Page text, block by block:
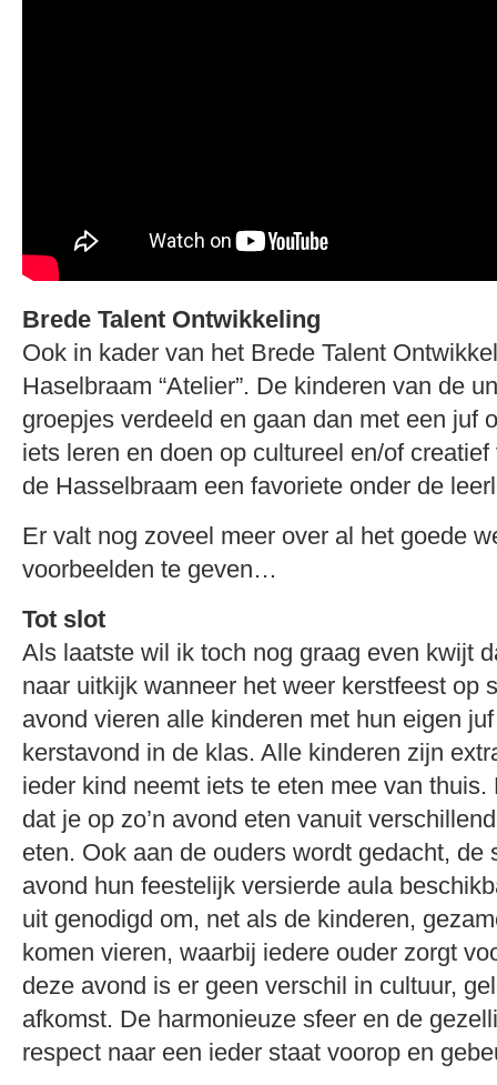
Brede Talent Ontwikkeling
Ook in kader van het Brede Talent
Haselbraam “Atelier”. De kinderen van de
groepjes verdeeld en gaan dan met een juf
iets leren en doen op cultureel en/of
de Hasselbraam een favoriete onder de
Er valt nog zoveel meer over al het goede
voorbeelden te geven…
Tot slot
Als laatste wil ik toch nog graag even kwijt
naar uitkijk wanneer het weer kerstfeest op
avond vieren alle kinderen met hun eigen
kerstavond in de klas. Alle kinderen zijn
ieder kind neemt iets te eten mee van
dat je op zo’n avond eten vanuit
eten. Ook aan de ouders wordt gedacht, de
avond hun feestelijk versierde aula
uit genodigd om, net als de kinderen,
komen vieren, waarbij iedere ouder zorgt
deze avond is er geen verschil in cultuur,
afkomst. De harmonieuze sfeer en de
respect naar een ieder staat voorop en